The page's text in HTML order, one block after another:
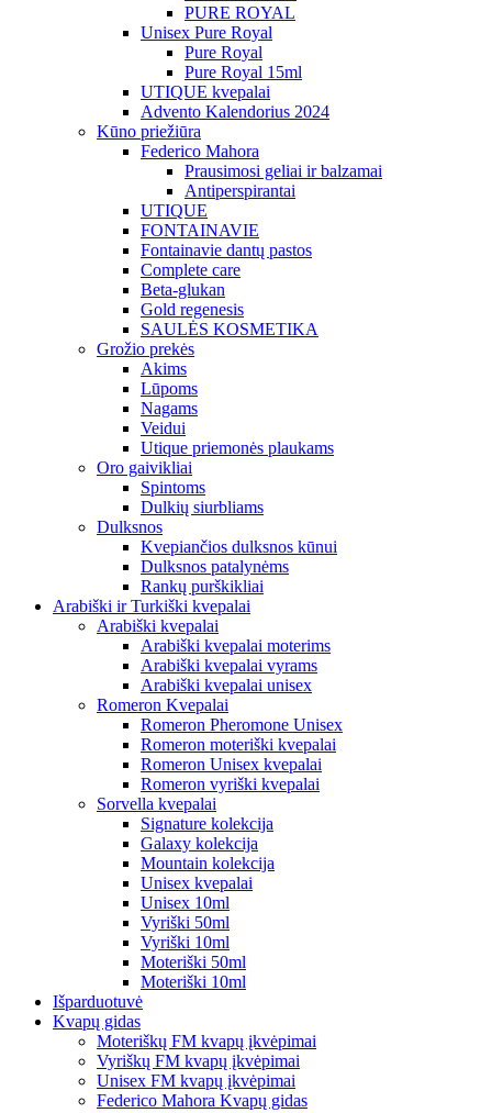
PURE ROYAL
Unisex Pure Royal
Pure Royal
Pure Royal 15ml
UTIQUE kvepalai
Advento Kalendorius 2024
Kūno priežiūra
Federico Mahora
Prausimosi geliai ir balzamai
Antiperspirantai
UTIQUE
FONTAINAVIE
Fontainavie dantų pastos
Complete care
Beta-glukan
Gold regenesis
SAULĖS KOSMETIKA
Grožio prekės
Akims
Lūpoms
Nagams
Veidui
Utique priemonės plaukams
Oro gaivikliai
Spintoms
Dulkių siurbliams
Dulksnos
Kvepiančios dulksnos kūnui
Dulksnos patalynėms
Rankų purškikliai
Arabiški ir Turkiški kvepalai
Arabiški kvepalai
Arabiški kvepalai moterims
Arabiški kvepalai vyrams
Arabiški kvepalai unisex
Romeron Kvepalai
Romeron Pheromone Unisex
Romeron moteriški kvepalai
Romeron Unisex kvepalai
Romeron vyriški kvepalai
Sorvella kvepalai
Signature kolekcija
Galaxy kolekcija
Mountain kolekcija
Unisex kvepalai
Unisex 10ml
Vyriški 50ml
Vyriški 10ml
Moteriški 50ml
Moteriški 10ml
Išparduotuvė
Kvapų gidas
Moteriškų FM kvapų įkvėpimai
Vyriškų FM kvapų įkvėpimai
Unisex FM kvapų įkvėpimai
Federico Mahora Kvapų gidas